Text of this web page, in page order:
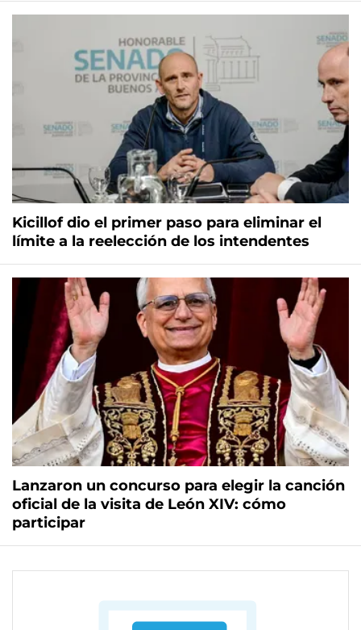
Kicillof dio el primer paso para eliminar el
límite a la reelección de los intendentes
Lanzaron un concurso para elegir la canción
oficial de la visita de León XIV: cómo
participar